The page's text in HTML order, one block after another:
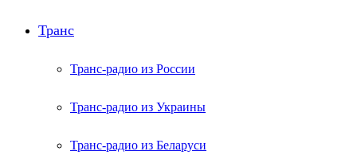
Транс
Транс-радио из России
Транс-радио из Украины
Транс-радио из Беларуси